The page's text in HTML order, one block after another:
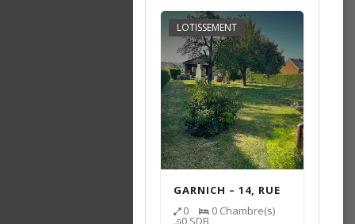
LOTISSEMENT
GARNICH – 14, RUE
DE LA MONTÉE –
0 0 Chambre(s)
0 SDB